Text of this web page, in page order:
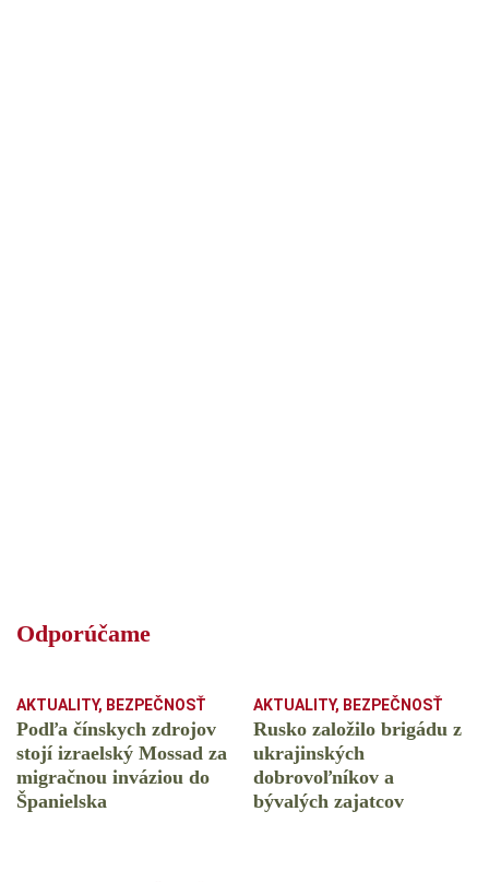
Odporúčame
AKTUALITY, BEZPEČNOSŤ
Podľa čínskych zdrojov
stojí izraelský Mossad za
migračnou inváziou do
Španielska
AKTUALITY, BEZPEČNOSŤ
Rusko založilo brigádu z
ukrajinských
dobrovoľníkov a
bývalých zajatcov